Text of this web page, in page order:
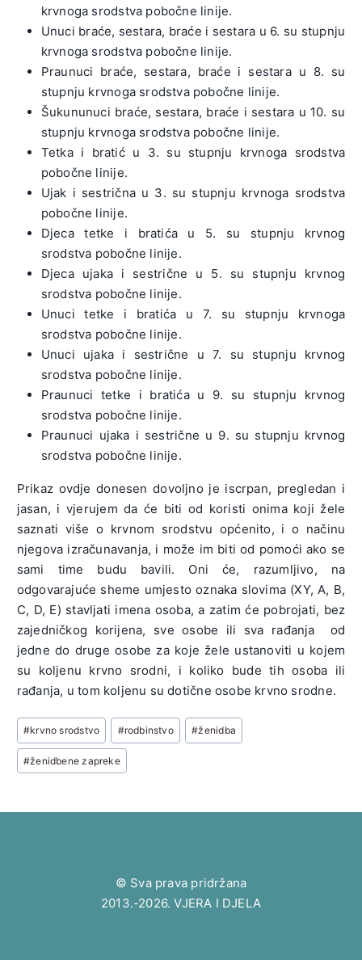
krvnoga srodstva pobočne linije.
Unuci braće, sestara, braće i sestara u 6. su stupnju
krvnoga srodstva pobočne linije.
Praunuci braće, sestara, braće i sestara u 8. su
stupnju krvnoga srodstva pobočne linije.
Šukununuci braće, sestara, braće i sestara u 10. su
stupnju krvnoga srodstva pobočne linije.
Tetka i bratić u 3. su stupnju krvnoga srodstva
pobočne linije.
Ujak i sestrična u 3. su stupnju krvnoga srodstva
pobočne linije.
Djeca tetke i bratića u 5. su stupnju krvnog
srodstva pobočne linije.
Djeca ujaka i sestrične u 5. su stupnju krvnog
srodstva pobočne linije.
Unuci tetke i bratića u 7. su stupnju krvnoga
srodstva pobočne linije.
Unuci ujaka i sestrične u 7. su stupnju krvnog
srodstva pobočne linije.
Praunuci tetke i bratića u 9. su stupnju krvnog
srodstva pobočne linije.
Praunuci ujaka i sestrične u 9. su stupnju krvnog
srodstva pobočne linije.
Prikaz ovdje donesen dovoljno je iscrpan, pregledan i
jasan, i vjerujem da će biti od koristi onima koji žele
saznati više o krvnom srodstvu općenito, i o načinu
njegova izračunavanja, i može im biti od pomoći ako se
sami time budu bavili. Oni će, razumljivo, na
odgovarajuće sheme umjesto oznaka slovima (XY, A, B,
C, D, E) stavljati imena osoba, a zatim će pobrojati, bez
zajedničkog korijena, sve osobe ili sva rađanja od
jedne do druge osobe za koje žele ustanoviti u kojem
su koljenu krvno srodni, i koliko bude tih osoba ili
rađanja, u tom koljenu su dotične osobe krvno srodne.
Post
Tags:
#krvno srodstvo #rodbinstvo #ženidba
#ženidbene zapreke
© Sva prava pridržana
2013.-2026. VJERA I DJELA